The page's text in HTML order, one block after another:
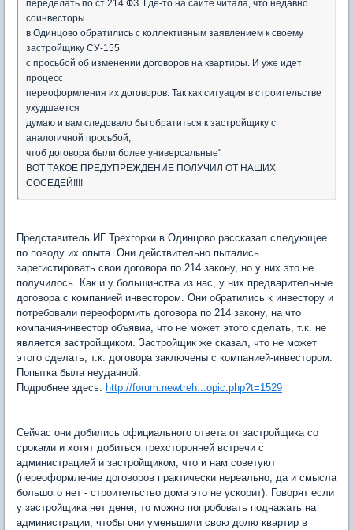
переделать по ст 214 ФЗ. Где-то на сайте читала, что недавно
соинвесторы
в Одинцово обратились с коллективным заявлением к своему
застройщику СУ-155
с просьбой об изменении договоров на квартиры. И уже идет
процесс
переоформления их договоров. Так как ситуация в строительстве
ухудшается
думаю и вам следовало бы обратиться к застройщику с
аналогичной просьбой,
чтоб договора были более универсальные"
ВОТ ТАКОЕ ПРЕДУПРЕЖДЕНИЕ ПОЛУЧИЛ ОТ НАШИХ
СОСЕДЕЙ!!!!
Представитель ИГ Трехгорки в Одинцово рассказал следующее
по поводу их опыта. Они действительно пытались
зарегистировать свои договора по 214 закону, но у них это не
получилось. Как и у большинства из нас, у них предварительные
договора с компанией инвестором. Они обратились к инвестору и
потребовали переоформить договора по 214 закону, на что
компания-инвестор объявиа, что не может этого сделать, т.к. не
является застройщиком. Застройщик же сказал, что не может
этого сделать, т.к. договора заключены с компанией-инвестором.
Попытка была неудачной.
Подробнее здесь: http://forum.newtreh...opic.php?t=1529
Сейчас они добились официального ответа от застройщика со
сроками и хотят добиться трехсторонней встречи с
администрацией и застройщиком, что и нам советуют
(переоформление договоров практически нереально, да и смысла
большого нет - строительство дома это не ускорит). Говорят если
у застройщика нет денег, то можно попробовать поднажать на
администрации, чтобы они уменьшили свою долю квартир в